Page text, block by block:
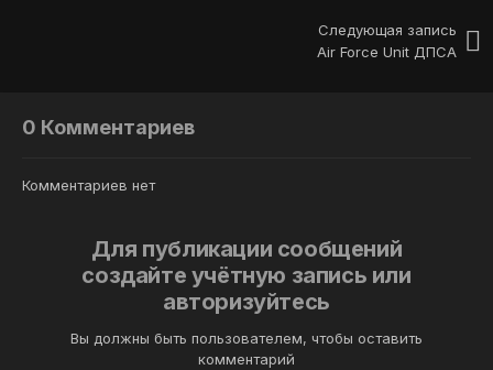
Следующая запись
Air Force Unit ДПСА
0 Комментариев
Комментариев нет
Для публикации сообщений
создайте учётную запись или
авторизуйтесь
Вы должны быть пользователем, чтобы оставить
комментарий